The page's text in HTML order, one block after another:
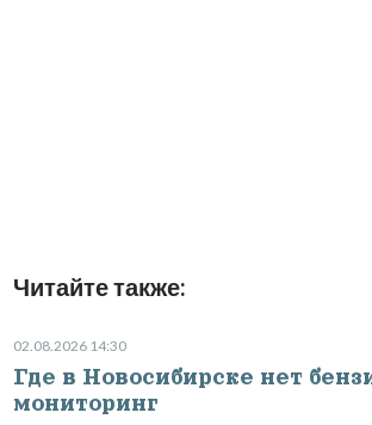
Читайте также:
02.08.2026 14:30
Где в Новосибирске нет
мониторинг